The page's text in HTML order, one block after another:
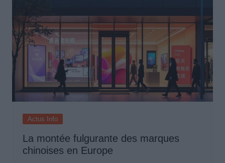
Actus Info
La montée fulgurante des marques
chinoises en Europe